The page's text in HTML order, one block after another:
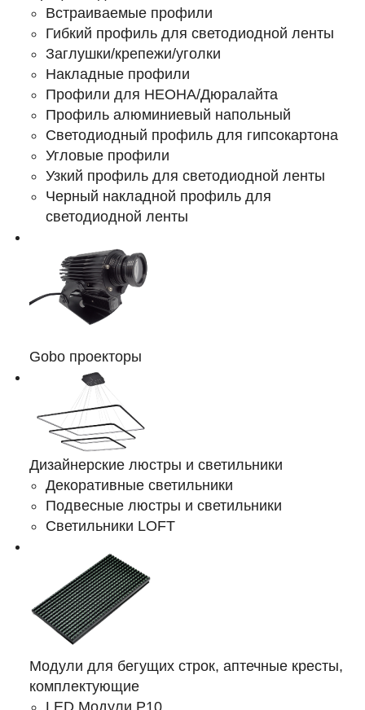
Встраиваемые профили
Гибкий профиль для светодиодной ленты
Заглушки/крепежи/уголки
Накладные профили
Профили для НЕОНА/Дюралайта
Профиль алюминиевый напольный
Светодиодный профиль для гипсокартона
Угловые профили
Узкий профиль для светодиодной ленты
Черный накладной профиль для
светодиодной ленты
Gobo проекторы
Дизайнерские люстры и светильники
Декоративные светильники
Подвесные люстры и светильники
Светильники LOFT
Модули для бегущих строк, аптечные кресты,
комплектующие
LED Модули Р10